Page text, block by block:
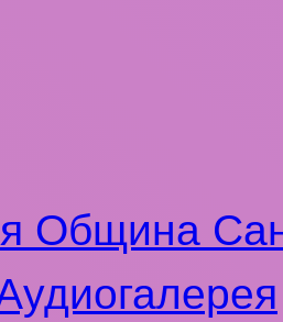
Община